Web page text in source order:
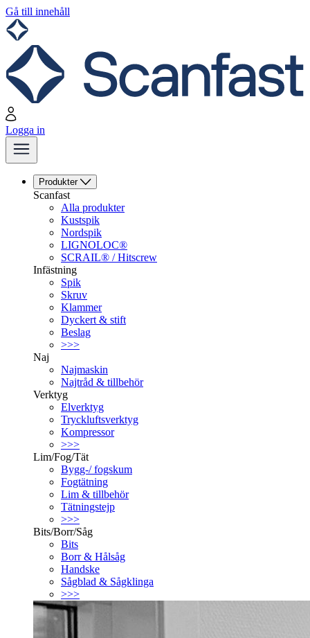
Gå till innehåll
Logga in
Produkter
Scanfast
Alla produkter
Kustspik
Nordspik
LIGNOLOC®
SCRAIL® / Hitscrew
Infästning
Spik
Skruv
Klammer
Dyckert & stift
Beslag
>>>
Naj
Najmaskin
Najtråd & tillbehör
Verktyg
Elverktyg
Tryckluftsverktyg
Kompressor
>>>
Lim/Fog/Tät
Bygg-/ fogskum
Fogtätning
Lim & tillbehör
Tätningstejp
>>>
Bits/Borr/Såg
Bits
Borr & Hålsåg
Handske
Sågblad & Sågklinga
>>>